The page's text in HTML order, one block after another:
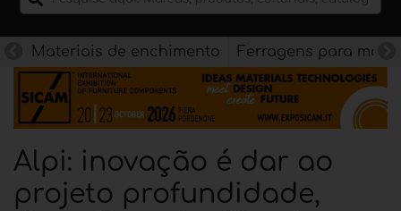
Materiais de enchimento Ferragens para
Alpi: inovação é dar ao
projeto profundidade,